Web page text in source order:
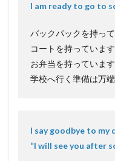
I am ready to go to
バックパックを持って
コートを持っています
お弁当を持っています
学校へ行く準備は万端
I say goodbye to my
“I will see you after